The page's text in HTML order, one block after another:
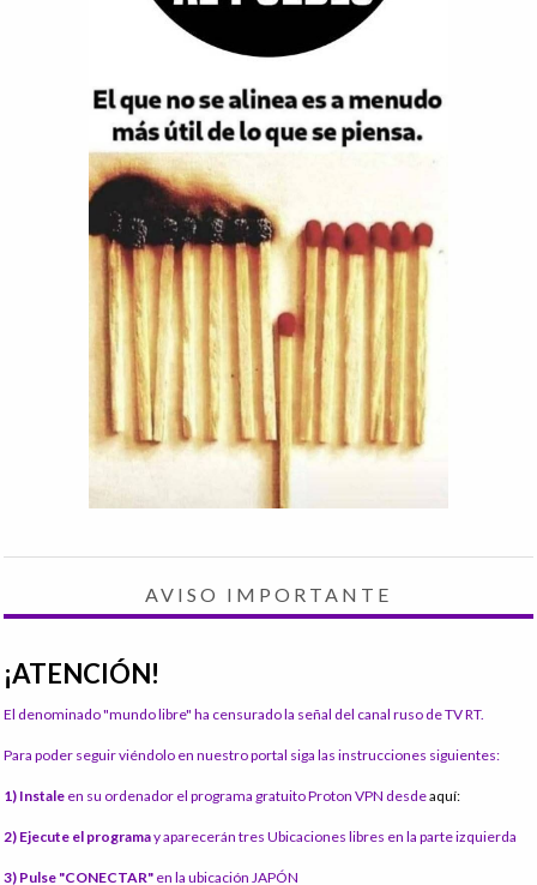
AVISO IMPORTANTE
¡ATENCIÓN!
El denominado "mundo libre" ha censurado la señal del canal ruso de TV RT.
Para poder seguir viéndolo en nuestro portal siga las instrucciones siguientes:
1) Instale en su ordenador el programa gratuito Proton VPN desdeaquí:
2) Ejecute el programay aparecerán tres Ubicaciones libres en la parte izquierda
3) Pulse "CONECTAR" en la ubicación JAPÓN